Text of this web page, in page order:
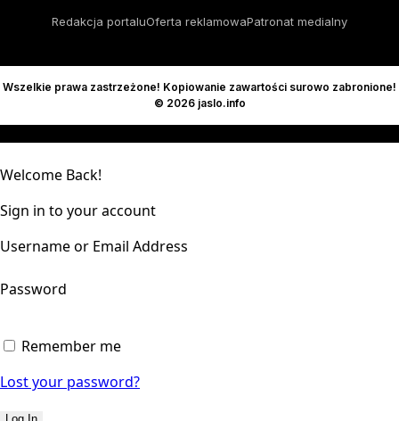
Redakcja portaluOferta reklamowaPatronat medialny
Wszelkie prawa zastrzeżone! Kopiowanie zawartości surowo zabronione!
© 2026 jaslo.info
Welcome Back!
Sign in to your account
Username or Email Address
Password
Remember me
Lost your password?